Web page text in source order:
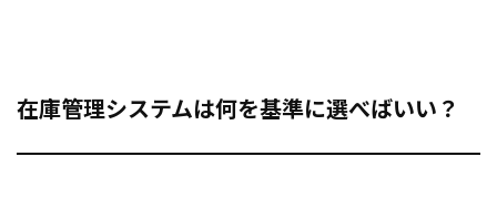
在庫管理システムは何を基準に選べばいい？